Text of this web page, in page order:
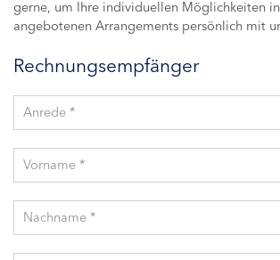
gerne, um Ihre individuellen Möglichkeiten
angebotenen Arrangements persönlich mit
Rechnungsempfänger
Anrede *
Vorname *
Nachname *